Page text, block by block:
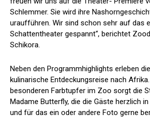
Schlemmer. Sie wird ihre
uraufführen. Wir sind schon sehr auf das
Schattentheater gespannt“, berichtet
Schikora.
Neben den Programmhighlights erleben
kulinarische Entdeckungsreise nach
besonderen Farbtupfer im Zoo sorgt die
Madame Butterfly, die die Gäste herzlich
und für das ein oder andere Foto gerne